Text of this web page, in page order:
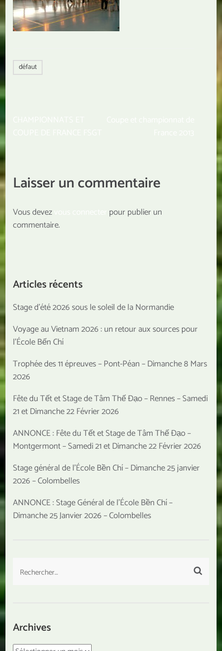
défaut
Laisser un commentaire
Vous devez
pour publier un
commentaire.
Articles récents
Stage d’été 2026 sous le soleil de la Normandie
Voyage au Vietnam 2026 : un retour aux sources pour
l’École Bến Chí
Trophée des 11 épreuves – Pont-Péan – Dimanche 8 Mars
2026
Fête du Tết et Stage de Tâm Thế Đạo – Rennes – Samedi
21 et Dimanche 22 Février 2026
ANNONCE : Fête du Tết et Stage de Tâm Thế Đạo –
Montgermont – Samedi 21 et Dimanche 22 Février 2026
Stage général de l’École Bền Chí – Dimanche 25 janvier
2026 – Colombelles
ANNONCE : Stage Général de l’École Bền Chí –
Dimanche 25 Janvier 2026 – Colombelles
Rechercher :
Archives